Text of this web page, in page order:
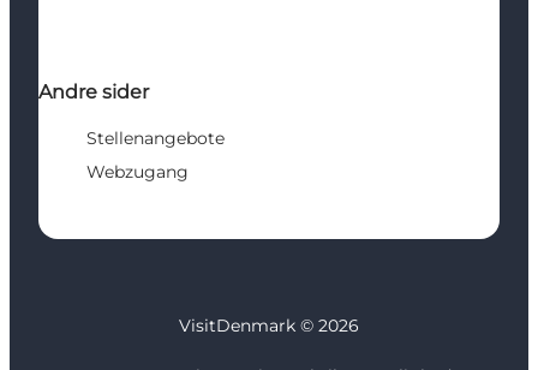
Andre sider
Stellenangebote
Webzugang
VisitDenmark © 2026